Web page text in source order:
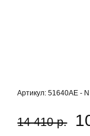
Артикул:51640AE - N
14 410 р.